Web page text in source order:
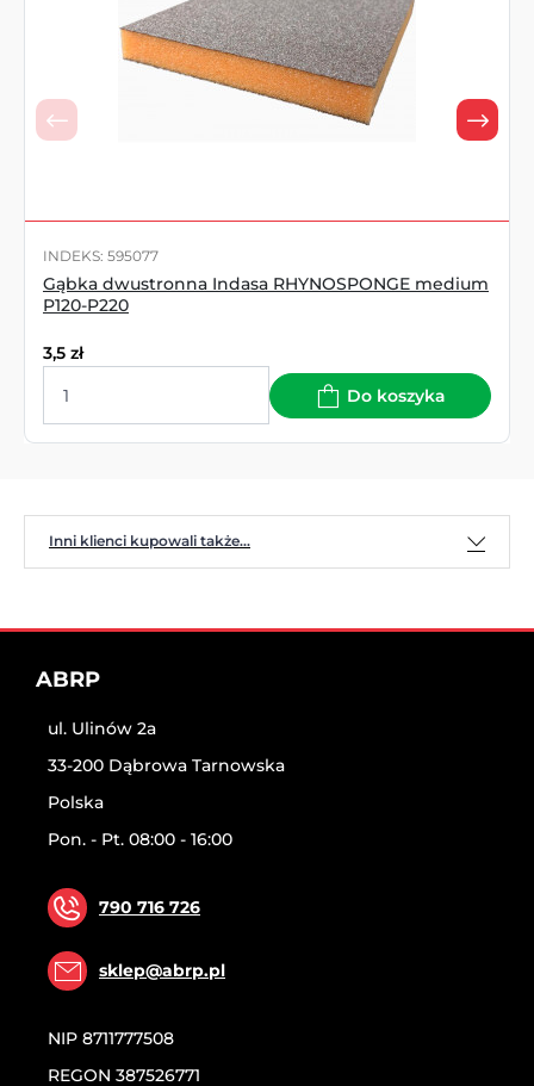
INDEKS: 595077
Gąbka dwustronna Indasa RHYNOSPONGE medium
P120-P220
3,5 zł
Do koszyka
Inni klienci kupowali także...
ABRP
ul. Ulinów 2a
33-200 Dąbrowa Tarnowska
Polska
Pon. - Pt. 08:00 - 16:00
790 716 726
sklep@abrp.pl
NIP 8711777508
REGON 387526771